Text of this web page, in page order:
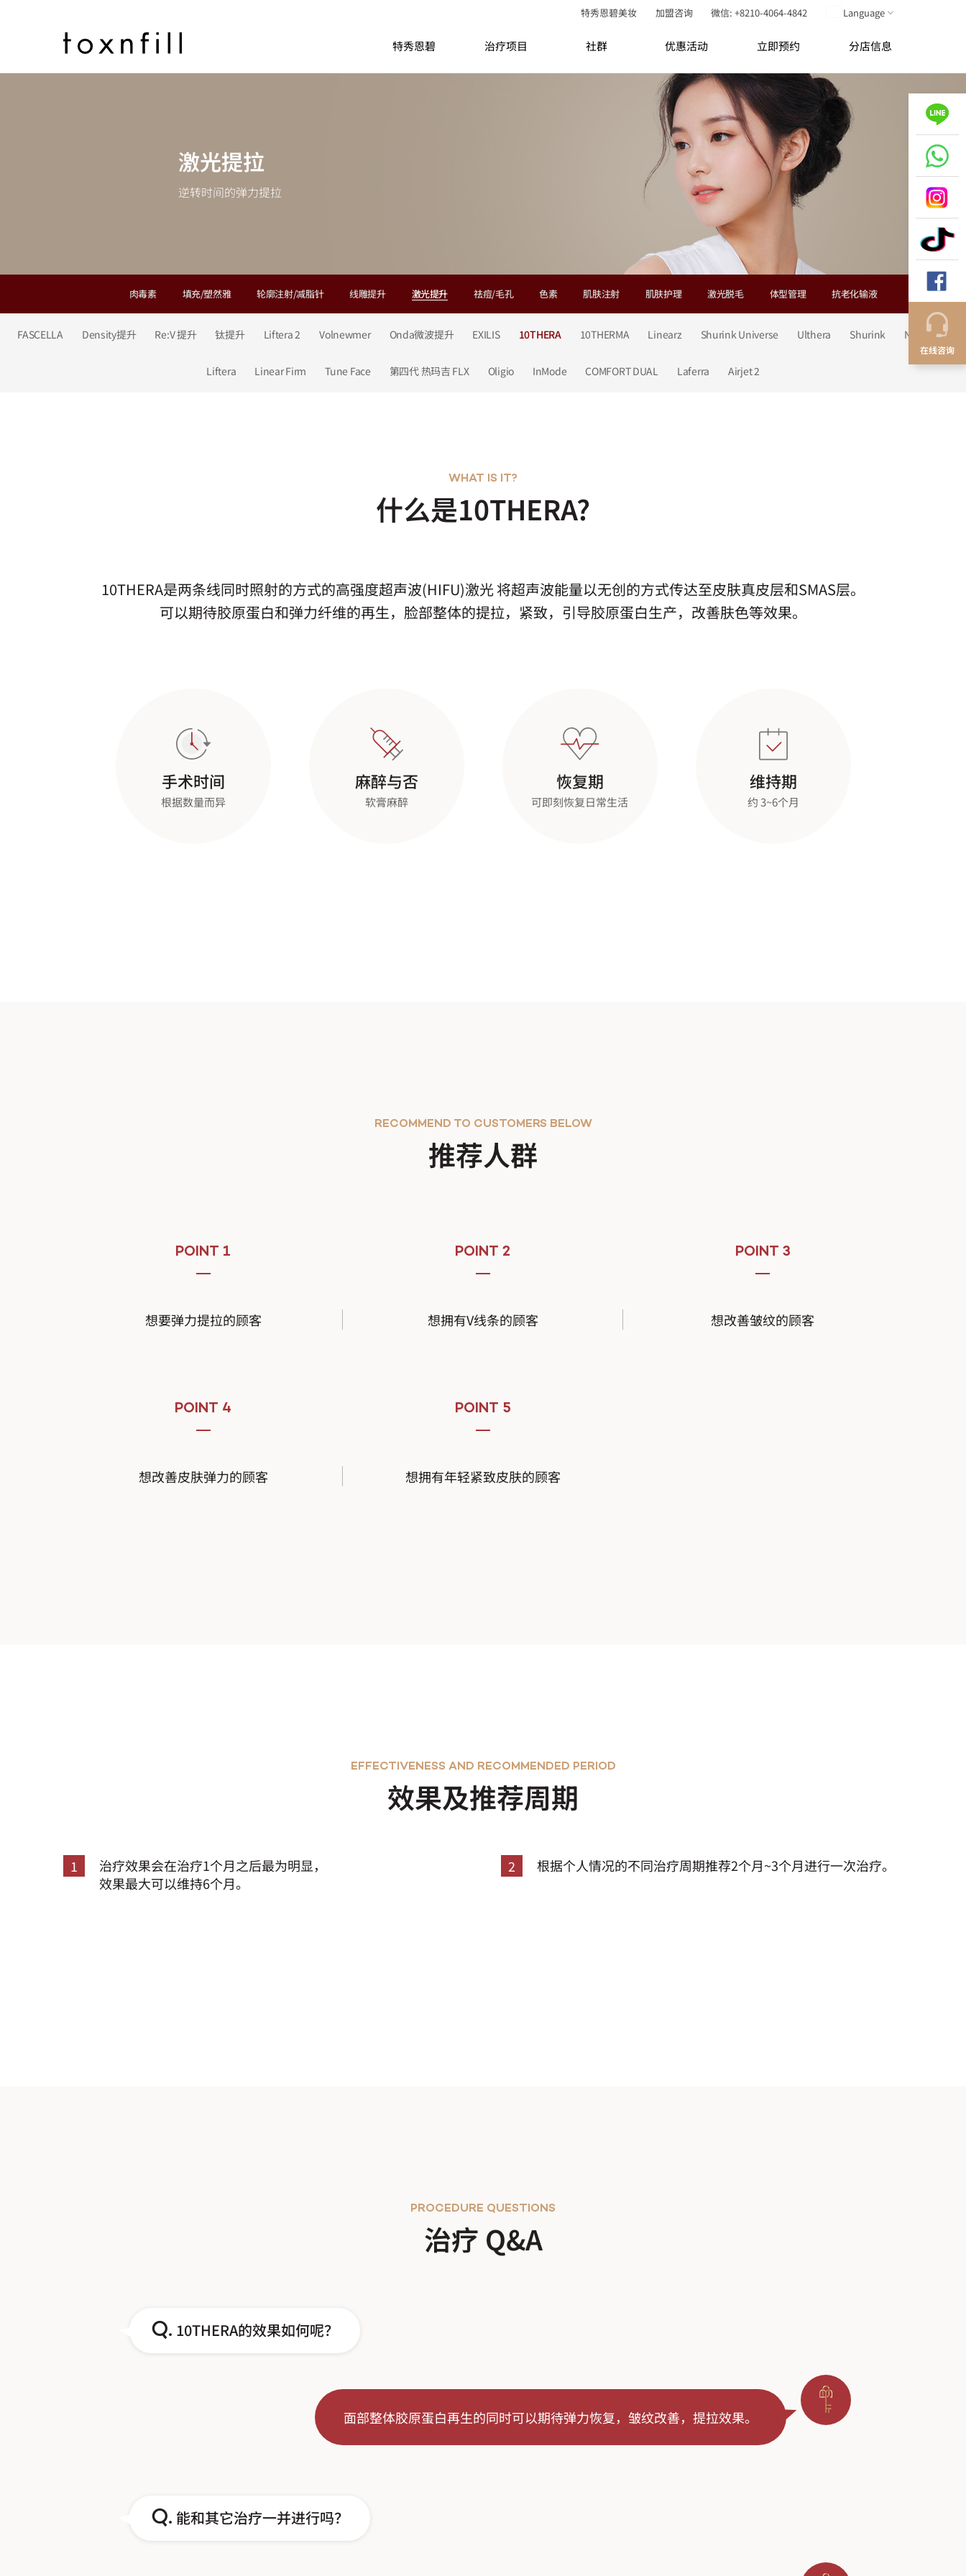
特秀恩碧美妆 加盟咨询 微信: +8210-4064-4842 Language
特秀恩碧 治疗项目 社群 优惠活动 立即预约 分店信息
激光提拉
逆转时间的弹力提拉
肉毒素 填充/塑然雅 轮廓注射/减脂针 线雕提升 激光提升
FASCELLA Density提升 Re:V 提升 钛提升 Liftera 2 Volnewmer Onda微波提升 EXILIS 10THERA 10THERMA Linearz Shurink Universe Ulthera Shurink Newthera
Liftera Linear Firm Tune Face 第四代 热玛吉 FLX Oligio InMode COMFORT DUAL Laferra Airjet 2
祛痘/毛孔 色素 肌肤注射 肌肤护理 激光脱毛 体型管理 抗老化输液
什么是10THERA?
WHAT IS IT?
10THERA是两条线同时照射的方式的高强度超声波(HIFU)激光 将超声波能量以无创的方式传达至皮肤真皮层和SMAS层。
可以期待胶原蛋白和弹力纤维的再生，脸部整体的提拉，紧致，引导胶原蛋白生产，改善肤色等效果。
手术时间
根据数量而异
麻醉与否
软膏麻醉
恢复期
可即刻恢复日常生活
维持期
约 3~6个月
推荐人群
RECOMMEND TO CUSTOMERS BELOW
POINT 1
想要弹力提拉的顾客
POINT 2
想拥有V线条的顾客
POINT 3
想改善皱纹的顾客
POINT 4
想改善皮肤弹力的顾客
POINT 5
想拥有年轻紧致皮肤的顾客
效果及推荐周期
EFFECTIVENESS AND RECOMMENDED PERIOD
1
治疗效果会在治疗1个月之后最为明显，
效果最大可以维持6个月。
2 根据个人情况的不同治疗周期推荐2个月~3个月进行一次治疗。
治疗 Q&A
PROCEDURE QUESTIONS
Q. 10THERA的效果如何呢？
面部整体胶原蛋白再生的同时可以期待弹力恢复，皱纹改善，提拉效果。
Q. 能和其它治疗一并进行吗？
在线咨询